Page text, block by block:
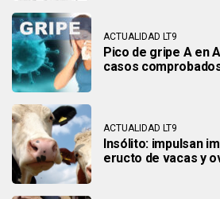
ACTUALIDAD LT9
Pico de gripe A en
casos
ACTUALIDAD LT9
Insólito: impulsan
eructo de vacas y